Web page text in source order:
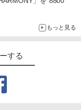
もっと見る
する